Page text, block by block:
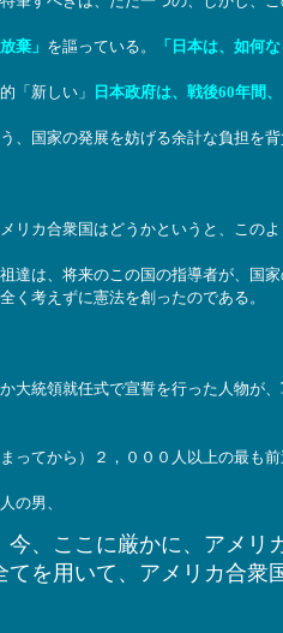
棄」 を謳っている。 「日本は、如何
「新しい」 日本政府は、戦後60年間
、国家の発展を妨げる余計な負担を
リカ合衆国はどうかというと、この
達は、将来のこの国の指導者が、国
く考えずに憲法を創ったのである。
大統領就任式で宣誓を行った人物が
まってから）２，０００人以上の最も
の男、
今、ここに厳かに、アメ
てを用いて、アメリカ合衆